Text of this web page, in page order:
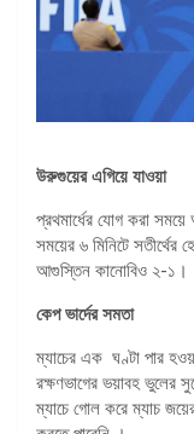
উরুগুয়ের এগিয়ে যাওয়া
প্রথমার্ধের যোগ করা
সময়ের ৬ মিনিটে সতীর্থের
আগুস্তিন কানোবিও ২-১।
কেপ ভার্দের সমতা
ম্যাচের এক ঘণ্টা পার
রক্ষণভাগের ভয়াবহ ভুলের
ম্যাচে গোল করে ম্যাচ